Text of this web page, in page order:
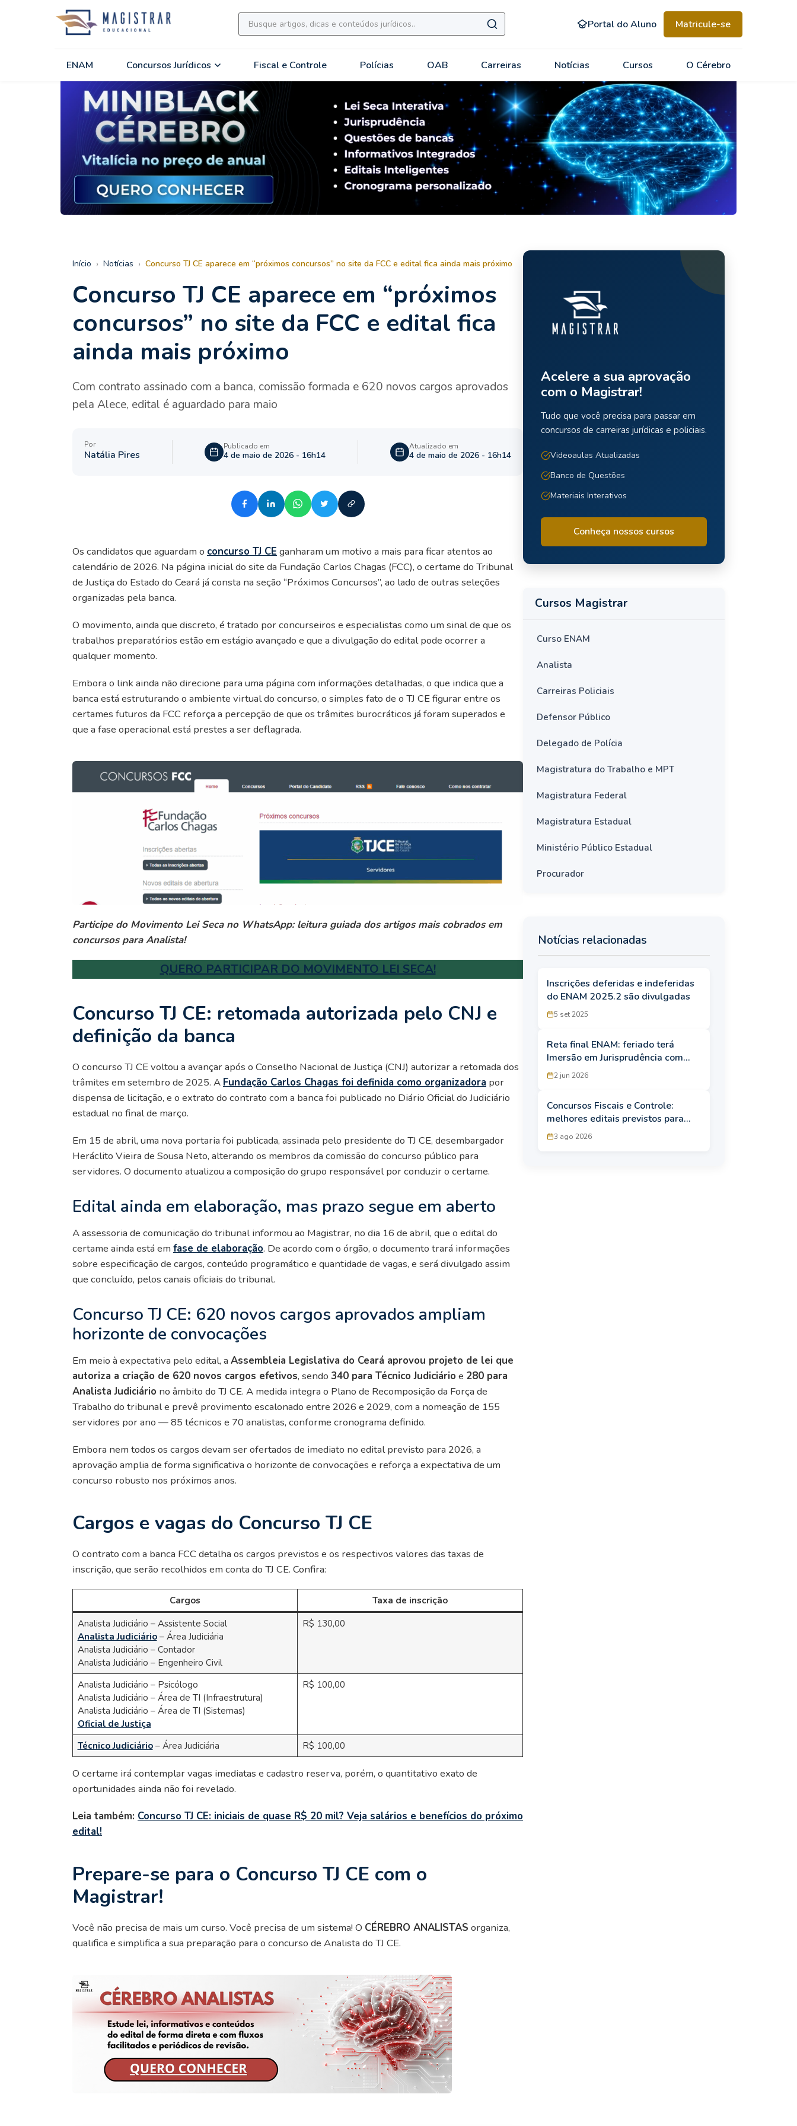
Portal do Aluno Matricule-se
ENAM Concursos Jurídicos Fiscal e Controle Polícias OAB Carreiras Notícias Cursos O Cérebro
Início › Notícias › Concurso TJ CE aparece em “próximos concursos” no site da FCC e edital fica ainda mais próximo
Concurso TJ CE aparece em “próximos
concursos” no site da FCC e edital fica
ainda mais próximo
Com contrato assinado com a banca, comissão formada e 620 novos cargos aprovados
pela Alece, edital é aguardado para maio
Por
Natália Pires
Publicado em
4 de maio de 2026 - 16h14
Atualizado em
4 de maio de 2026 - 16h14
Os candidatos que aguardam o concurso TJ CE ganharam um motivo a mais para ficar atentos ao
calendário de 2026. Na página inicial do site da Fundação Carlos Chagas (FCC), o certame do Tribunal
de Justiça do Estado do Ceará já consta na seção “Próximos Concursos”, ao lado de outras seleções
organizadas pela banca.
O movimento, ainda que discreto, é tratado por concurseiros e especialistas como um sinal de que os
trabalhos preparatórios estão em estágio avançado e que a divulgação do edital pode ocorrer a
qualquer momento.
Embora o link ainda não direcione para uma página com informações detalhadas, o que indica que a
banca está estruturando o ambiente virtual do concurso, o simples fato de o TJ CE figurar entre os
certames futuros da FCC reforça a percepção de que os trâmites burocráticos já foram superados e
que a fase operacional está prestes a ser deflagrada.
Participe do Movimento Lei Seca no WhatsApp: leitura guiada dos artigos mais cobrados em
concursos para Analista!
QUERO PARTICIPAR DO MOVIMENTO LEI SECA!
Concurso TJ CE: retomada autorizada pelo CNJ e
definição da banca
O concurso TJ CE voltou a avançar após o Conselho Nacional de Justiça (CNJ) autorizar a retomada dos
trâmites em setembro de 2025. A Fundação Carlos Chagas foi definida como organizadora por
dispensa de licitação, e o extrato do contrato com a banca foi publicado no Diário Oficial do Judiciário
estadual no final de março.
Em 15 de abril, uma nova portaria foi publicada, assinada pelo presidente do TJ CE, desembargador
Heráclito Vieira de Sousa Neto, alterando os membros da comissão do concurso público para
servidores. O documento atualizou a composição do grupo responsável por conduzir o certame.
Edital ainda em elaboração, mas prazo segue em aberto
A assessoria de comunicação do tribunal informou ao Magistrar, no dia 16 de abril, que o edital do
certame ainda está em fase de elaboração. De acordo com o órgão, o documento trará informações
sobre especificação de cargos, conteúdo programático e quantidade de vagas, e será divulgado assim
que concluído, pelos canais oficiais do tribunal.
Concurso TJ CE: 620 novos cargos aprovados ampliam
horizonte de convocações
Em meio à expectativa pelo edital, a Assembleia Legislativa do Ceará aprovou projeto de lei que
autoriza a criação de 620 novos cargos efetivos, sendo 340 para Técnico Judiciário e 280 para
Analista Judiciário no âmbito do TJ CE. A medida integra o Plano de Recomposição da Força de
Trabalho do tribunal e prevê provimento escalonado entre 2026 e 2029, com a nomeação de 155
servidores por ano — 85 técnicos e 70 analistas, conforme cronograma definido.
Embora nem todos os cargos devam ser ofertados de imediato no edital previsto para 2026, a
aprovação amplia de forma significativa o horizonte de convocações e reforça a expectativa de um
concurso robusto nos próximos anos.
Cargos e vagas do Concurso TJ CE
O contrato com a banca FCC detalha os cargos previstos e os respectivos valores das taxas de
inscrição, que serão recolhidos em conta do TJ CE. Confira:
Cargos
Taxa de inscrição
Analista Judiciário – Assistente Social
Analista Judiciário– Área Judiciária
Analista Judiciário – Contador
Analista Judiciário – Engenheiro Civil
R$ 130,00
Analista Judiciário – Psicólogo
Analista Judiciário – Área de TI (Infraestrutura)
Analista Judiciário – Área de TI (Sistemas)
Oficial de Justiça
R$ 100,00
Técnico Judiciário– Área Judiciária R$ 100,00
O certame irá contemplar vagas imediatas e cadastro reserva, porém, o quantitativo exato de
oportunidades ainda não foi revelado.
Leia também: Concurso TJ CE: iniciais de quase R$ 20 mil? Veja salários e benefícios do próximo
edital!
Prepare-se para o Concurso TJ CE com o
Magistrar!
Você não precisa de mais um curso. Você precisa de um sistema! O CÉREBRO ANALISTAS organiza,
qualifica e simplifica a sua preparação para o concurso de Analista do TJ CE.
Acelere a sua aprovação
com o Magistrar!
Tudo que você precisa para passar em
concursos de carreiras jurídicas e policiais.
Videoaulas Atualizadas
Banco de Questões
Materiais Interativos
Conheça nossos cursos
Cursos Magistrar
Curso ENAM
Analista
Carreiras Policiais
Defensor Público
Delegado de Polícia
Magistratura do Trabalho e MPT
Magistratura Federal
Magistratura Estadual
Ministério Público Estadual
Procurador
Notícias relacionadas
Inscrições deferidas e indeferidas
do ENAM 2025.2 são divulgadas
5 set 2025
Reta final ENAM: feriado terá
Imersão em Jurisprudência com
foco em Direito Constitucional
2 jun 2026
Concursos Fiscais e Controle:
melhores editais previstos para
agosto; iniciais de até R$ 23,5 mil!
3 ago 2026